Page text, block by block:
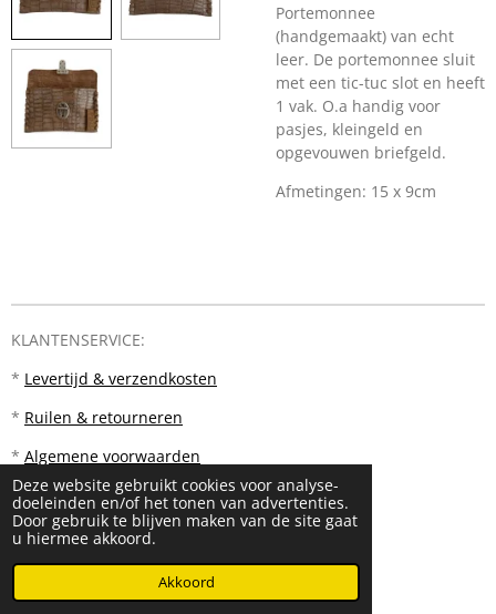
Deze website gebruikt cookies voor analyse-
doeleinden en/of het tonen van advertenties.
Door gebruik te blijven maken van de site gaat
u hiermee akkoord.
Akkoord
Portemonnee
(handgemaakt) van echt
leer. De portemonnee sluit
met een tic-tuc slot en heeft
1 vak. O.a handig voor
pasjes, kleingeld en
opgevouwen briefgeld.
Afmetingen: 15 x 9cm
KLANTENSERVICE:
* Levertijd & verzendkosten
* Ruilen & retourneren
* Algemene voorwaarden